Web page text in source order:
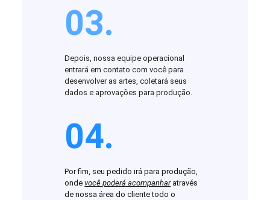
03.
Depois, nossa equipe operacional
entrará em contato com você para
desenvolver as artes, coletará seus
dados e aprovações para produção.
04.
Por fim, seu pedido irá para produção,
ondevocê poderá acompanharatravés
de nossa área do cliente todo o